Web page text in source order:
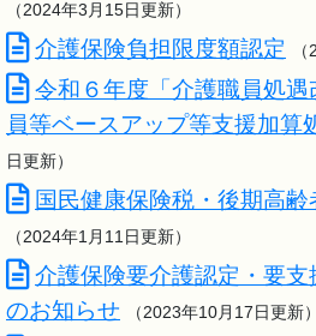
（2024年3月15日更新）
介護保険負担限度額認定
令和６年度「介護職員処
員等ベースアップ等支援加算
日更新）
国民健康保険税・後期高
（2024年1月11日更新）
介護保険要介護認定・要
のお知らせ
（2023年10月17日更新）